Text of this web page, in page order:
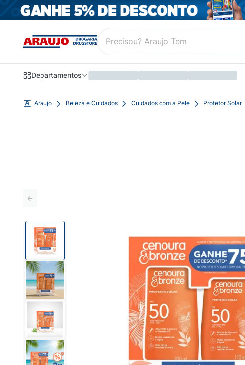
Departamentos
Araujo Beleza e Cuidados Cuidados com a Pele Protetor Solar